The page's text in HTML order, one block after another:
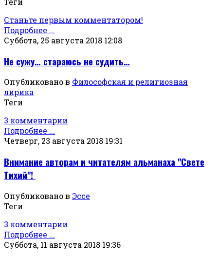
Станьте первым комментатором!
Подробнее ...
Суббота, 25 августа 2018 12:08
Не сужу… стараюсь не судить…
Опубликовано в Философская и религиозная
лирика
Теги
3 комментарии
Подробнее ...
Четверг, 23 августа 2018 19:31
Внимание авторам и читателям альманаха "Свете
Тихий"!
Опубликовано в Эссе
Теги
3 комментарии
Подробнее ...
Суббота, 11 августа 2018 19:36